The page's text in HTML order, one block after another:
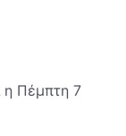
η Πέμπτη 7